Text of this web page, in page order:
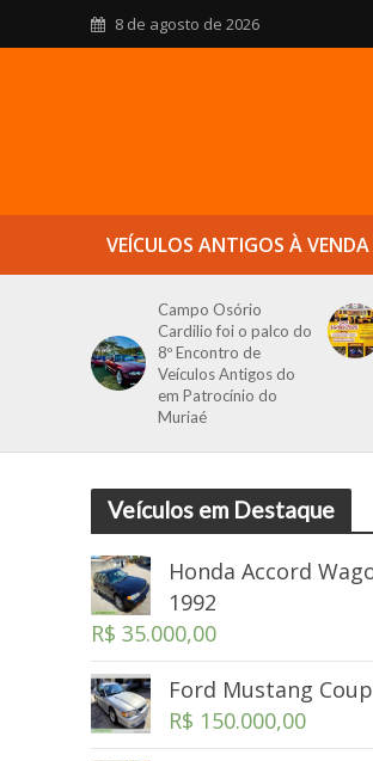
8 de agosto de 2026
VEÍCULOS ANTIGOS À VENDA
Campo Osório
Cardilio foi o palco do
8º Encontro de
Veículos Antigos do
em Patrocínio do
Muriaé
Veículos em Destaque
Honda Accord
1992
R$ 35.000,00
Ford Mustang
R$ 150.000,00